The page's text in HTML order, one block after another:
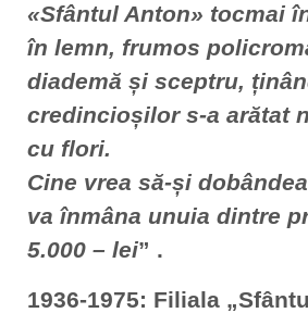
«Sfântul Anton» tocmai
în lemn, frumos
diademă și sceptru,
credincioșilor s-a arătat
cu flori.
Cine vrea să-și
va înmâna unuia dintre
5.000 – lei” .
1936-1975: Filiala